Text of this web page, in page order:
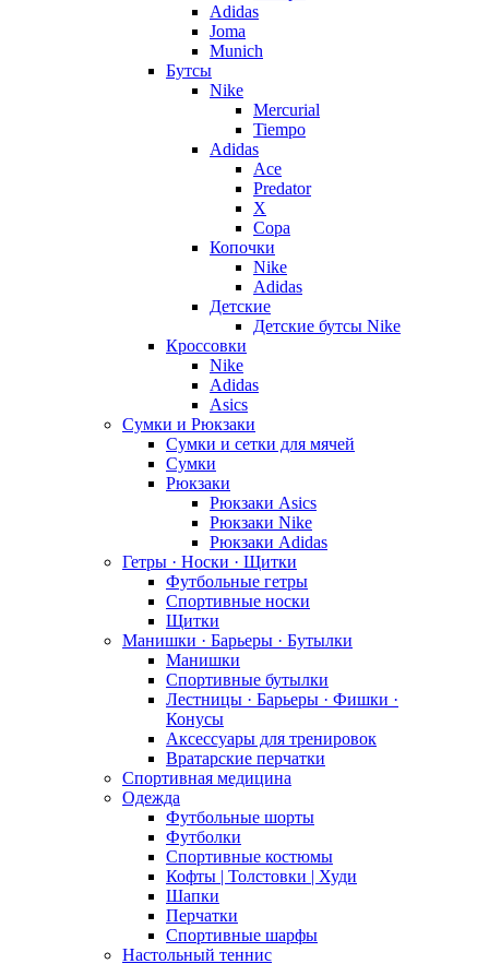
Adidas
Joma
Munich
Бутсы
Nike
Mercurial
Tiempo
Adidas
Ace
Predator
X
Copa
Копочки
Nike
Adidas
Детские
Детские бутсы Nike
Кроссовки
Nike
Adidas
Asics
Сумки и Рюкзаки
Сумки и сетки для мячей
Сумки
Рюкзаки
Рюкзаки Asics
Рюкзаки Nike
Рюкзаки Adidas
Гетры · Носки · Щитки
Футбольные гетры
Спортивные носки
Щитки
Манишки · Барьеры · Бутылки
Манишки
Спортивные бутылки
Лестницы · Барьеры · Фишки ·
Конусы
Аксессуары для тренировок
Вратарские перчатки
Спортивная медицина
Одежда
Футбольные шорты
Футболки
Спортивные костюмы
Кофты | Толстовки | Худи
Шапки
Перчатки
Спортивные шарфы
Настольный теннис